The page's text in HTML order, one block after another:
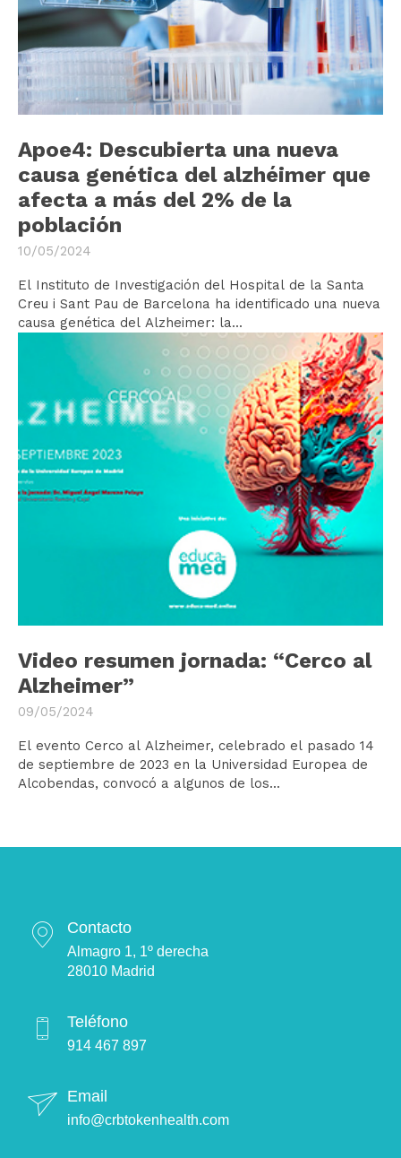
Apoe4: Descubierta una nueva
causa genética del alzhéimer que
afecta a más del 2% de la
población
10/05/2024
El Instituto de Investigación del Hospital de la Santa
Creu i Sant Pau de Barcelona ha identificado una nueva
causa genética del Alzheimer: la...
Video resumen jornada: “Cerco al
Alzheimer”
09/05/2024
El evento Cerco al Alzheimer, celebrado el pasado 14
de septiembre de 2023 en la Universidad Europea de
Alcobendas, convocó a algunos de los...
Contacto
Almagro 1, 1º derecha
28010 Madrid
Teléfono
914 467 897
Email
info@crbtokenhealth.com